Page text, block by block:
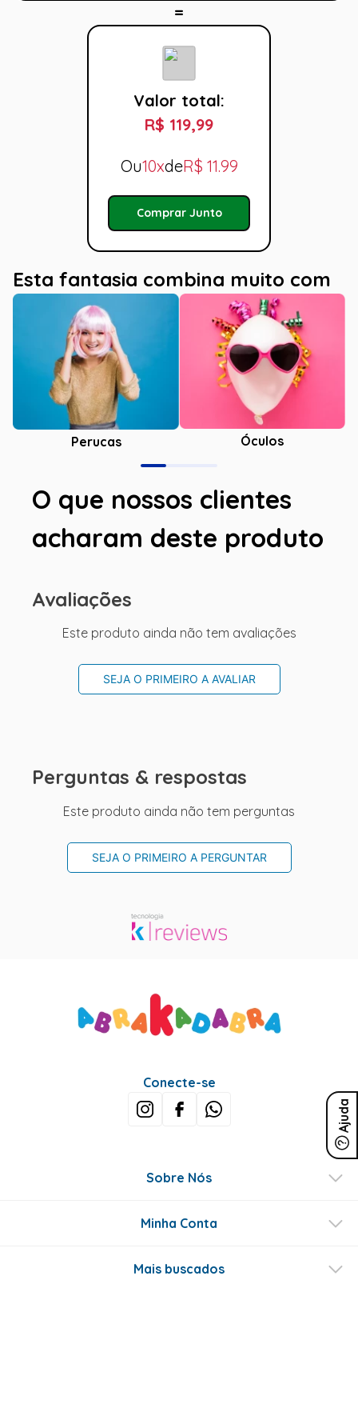
Valor total:
R$ 119,99
Ou10xdeR$ 11.99
Comprar Junto
Esta fantasia combina muito com
Perucas Óculos
O que nossos clientes
acharam deste produto
Avaliações
Este produto ainda não tem avaliações
SEJA O PRIMEIRO A AVALIAR
Perguntas & respostas
Este produto ainda não tem perguntas
SEJA O PRIMEIRO A PERGUNTAR
Ajuda
Conecte-se
Sobre Nós
Minha Conta
Mais buscados